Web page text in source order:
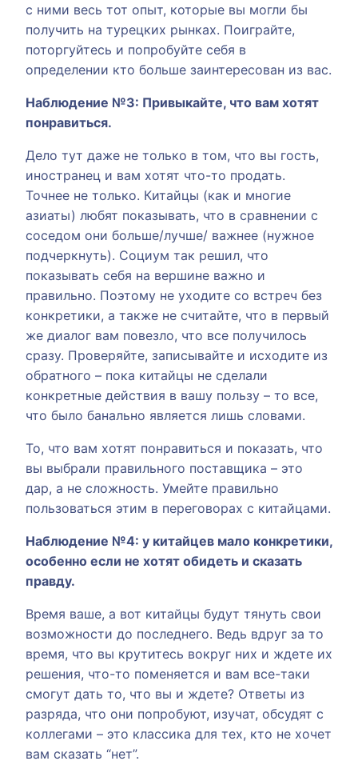
с ними весь тот опыт, которые вы могли бы
получить на турецких рынках. Поиграйте,
поторгуйтесь и попробуйте себя в
определении кто больше заинтересован из вас.
Наблюдение №3: Привыкайте, что вам хотят
понравиться.
Дело тут даже не только в том, что вы гость,
иностранец и вам хотят что-то продать.
Точнее не только. Китайцы (как и многие
азиаты) любят показывать, что в сравнении с
соседом они больше/лучше/ важнее (нужное
подчеркнуть). Социум так решил, что
показывать себя на вершине важно и
правильно. Поэтому не уходите со встреч без
конкретики, а также не считайте, что в первый
же диалог вам повезло, что все получилось
сразу. Проверяйте, записывайте и исходите из
обратного – пока китайцы не сделали
конкретные действия в вашу пользу – то все,
что было банально является лишь словами.
То, что вам хотят понравиться и показать, что
вы выбрали правильного поставщика – это
дар, а не сложность. Умейте правильно
пользоваться этим в переговорах с китайцами.
Наблюдение №4: у китайцев мало конкретики,
особенно если не хотят обидеть и сказать
правду.
Время ваше, а вот китайцы будут тянуть свои
возможности до последнего. Ведь вдруг за то
время, что вы крутитесь вокруг них и ждете их
решения, что-то поменяется и вам все-таки
смогут дать то, что вы и ждете? Ответы из
разряда, что они попробуют, изучат, обсудят с
коллегами – это классика для тех, кто не хочет
вам сказать “нет”.